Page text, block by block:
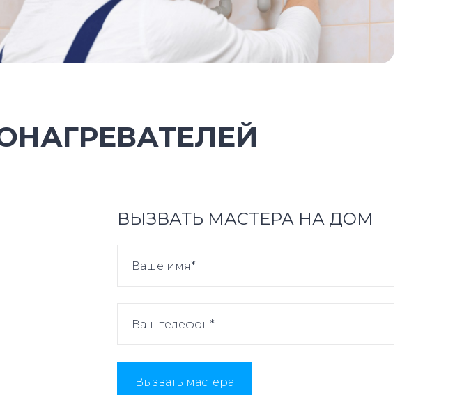
ВЫЗВАТЬ МАСТЕРА НА ДОМ
Вызвать мастера